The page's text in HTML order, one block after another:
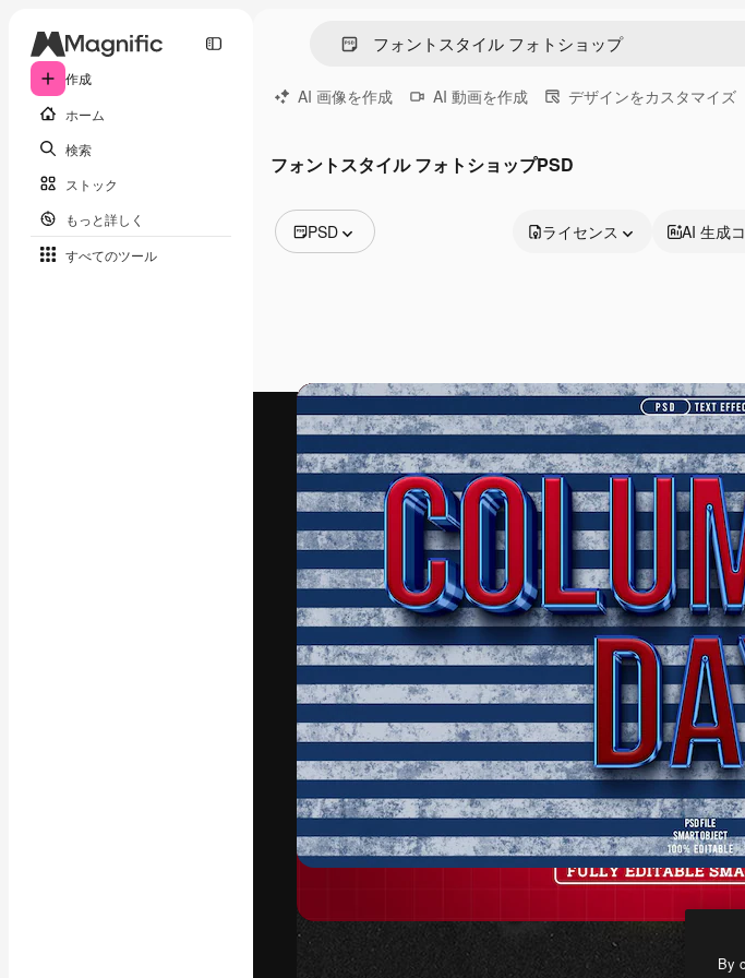
作成
ホーム
検索
ストック
もっと詳しく
すべてのツール
AI 画像を作成 AI 動画を作成 デザインをカスタマイズ
フォントスタイル フォトショップPSD
PSD
動画
映像素材
モーショングラフィックス
動画テンプレート
アイコン
フォント
ライセンス AI 生成
最高のクリエイティブ制作を導くためのプラ
ットフォーム。クリエイター、企業、代理
店、スタジオを含む100万人以上が利用して
います。
日本語
製品
Spaces
AI アシ
AI 画像
AI 動画
AI 音声
ストッ
ツ
Claude/
向け
エージ
API
モバイ
すべて
ール
Copyright © 2010- 2026 Freepik Company S.L.U.
By